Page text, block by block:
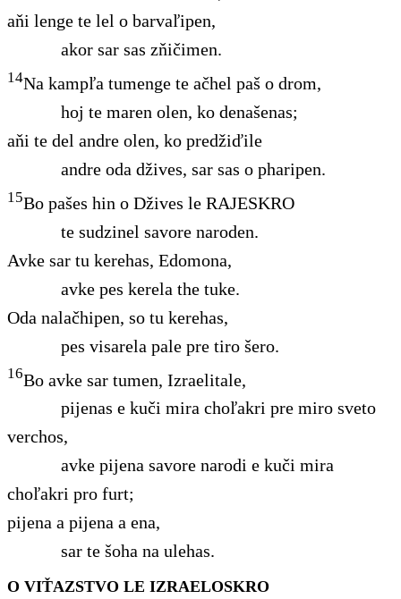
aňi lenge te lel o barvaľipen,
akor sar sas zňičimen.
14Na kampľa tumenge te ačhel paš o drom,
hoj te maren olen, ko denašenas;
aňi te del andre olen, ko predžiďile
andre oda džives, sar sas o pharipen.
15Bo pašes hin o Džives le RAJESKRO
te sudzinel savore naroden.
Avke sar tu kerehas, Edomona,
avke pes kerela the tuke.
Oda nalačhipen, so tu kerehas,
pes visarela pale pre tiro šero.
16Bo avke sar tumen, Izraelitale,
pijenas e kuči mira choľakri pre miro sveto
verchos,
avke pijena savore narodi e kuči mira
choľakri pro furt;
pijena a pijena a ena,
sar te šoha na ulehas.
O VIŤAZSTVO LE IZRAELOSKRO